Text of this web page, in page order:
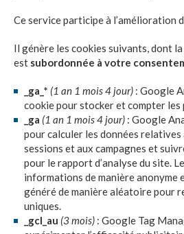
Ce service participe à l’amélioration
Il génère les cookies suivants, dont
est subordonnée à votre
_ga_* (1 an 1 mois 4 jour) : Google
cookie pour stocker et compter les
_ga (1 an 1 mois 4 jour) : Google
pour calculer les données
sessions et aux campagnes et
pour le rapport d’analyse du site.
informations de manière anonyme
généré de manière aléatoire pour
uniques.
_gcl_au (3 mois) : Google Tag